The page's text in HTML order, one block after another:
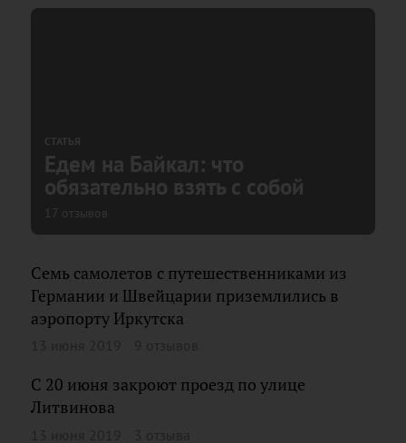
СТАТЬЯ
Едем на Байкал: что
обязательно взять с собой
17 отзывов
Семь самолетов с путешественниками из
Германии и Швейцарии приземлились в
аэропорту Иркутска
С 20 июня закроют проезд по улице
Литвинова